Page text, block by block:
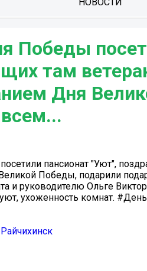
Победы
там
Дня
пансионат "Уют",
Победы, подарили
и руководителю Ольге
уют, ухоженность комнат.